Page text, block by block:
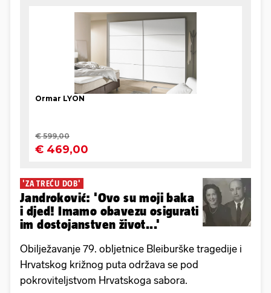
'ZA TREĆU DOB'
Jandroković: 'Ovo su moji baka
i djed! Imamo obavezu osigurati
im dostojanstven život...'
Obilježavanje 79. obljetnice Bleiburške tragedije i
Hrvatskog križnog puta održava se pod
pokroviteljstvom Hrvatskoga sabora.